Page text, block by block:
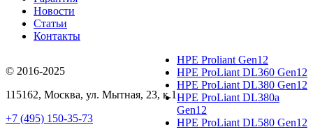
Новости
Статьи
Контакты
© 2016-2025
115162, Москва, ул. Мытная, 23, к.1
+7 (495) 150-35-73
HPE Proliant Gen12
HPE ProLiant DL360 Gen12
HPE ProLiant DL380 Gen12
HPE ProLiant DL380a
Gen12
HPE ProLiant DL580 Gen12